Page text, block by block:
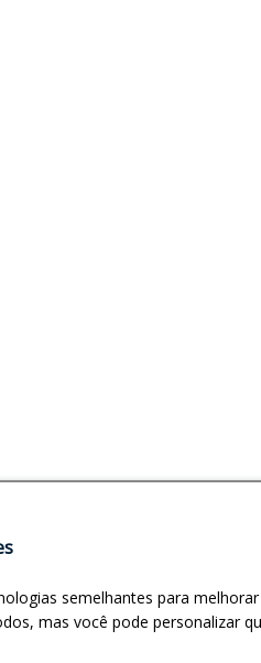
semelhantes para
mas você pode personalizar